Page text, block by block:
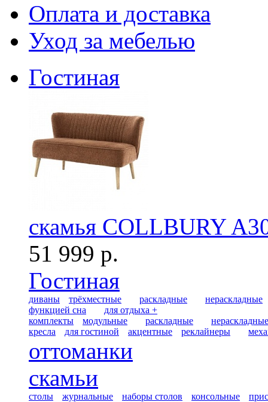
Оплата и доставка
Уход за мебелью
Гостиная
скамья COLLBURY
51 999 р.
Гостиная
диваны трёхместные раскладные
нераскладные
функцией сна
для отдыха +
комплекты
модульные раскладные
нераскладные
кресла
для гостиной акцентные реклайнеры
оттоманки
скамьи
столы журнальные наборы столов консольные